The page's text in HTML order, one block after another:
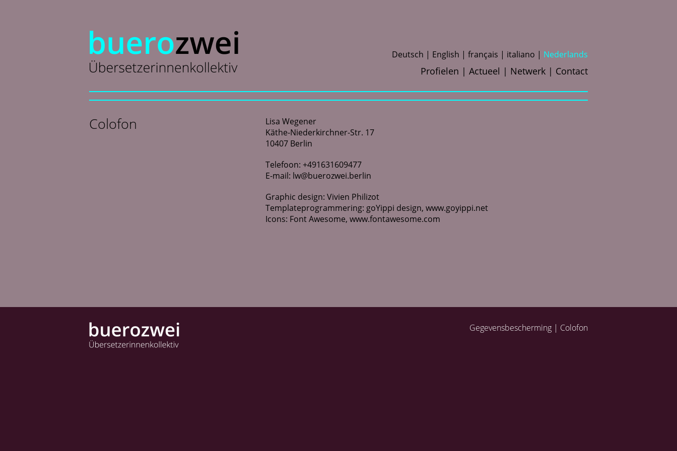
Deutsch English français italiano Nederlands
Profielen Actueel Netwerk Contact
Colofon
Lisa Wegener
Käthe-Niederkirchner-Str. 17
10407 Berlin
Telefoon: +491631609477
E-mail: lw@buerozwei.berlin
Graphic design: Vivien Philizot
Templateprogrammering: goYippi design,www.goyippi.net
Icons: Font Awesome,www.fontawesome.com
Gegevensbescherming Colofon